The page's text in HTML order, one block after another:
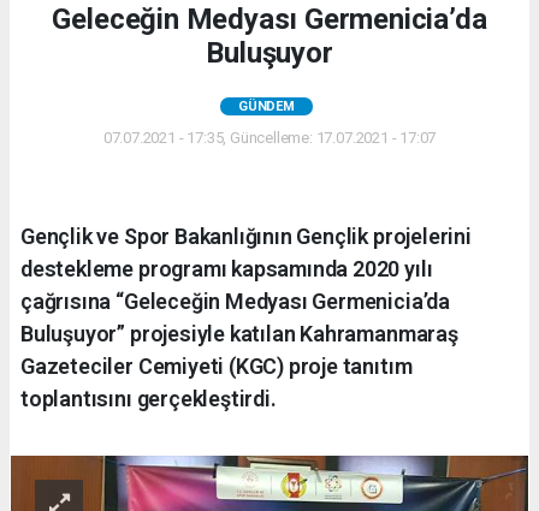
Geleceğin Medyası Germenicia’da
Buluşuyor
GÜNDEM
07.07.2021 - 17:35, Güncelleme: 17.07.2021 - 17:07
Gençlik ve Spor Bakanlığının Gençlik projelerini
destekleme programı kapsamında 2020 yılı
çağrısına “Geleceğin Medyası Germenicia’da
Buluşuyor” projesiyle katılan Kahramanmaraş
Gazeteciler Cemiyeti (KGC) proje tanıtım
toplantısını gerçekleştirdi.